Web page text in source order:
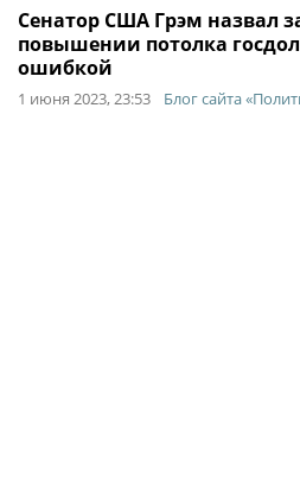
Сенатор США Грэм назвал
повышении потолка
ошибкой
1 июня 2023, 23:53 Блог сайта